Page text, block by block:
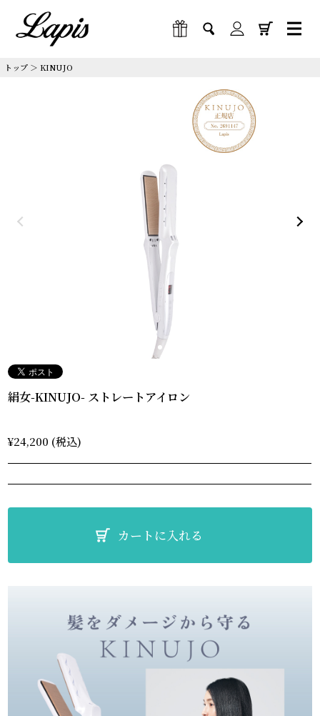
トップ ＞ KINUJO
絹女-KINUJO- ストレートアイロン
¥24,200 (税込)
カートに入れる